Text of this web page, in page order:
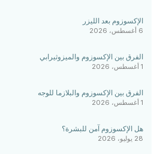
الإكسوزوم بعد الليزر
6 أغسطس، 2026
الفرق بين الإكسوزوم والميزوثيرابي
1 أغسطس، 2026
الفرق بين الإكسوزوم والبلازما للوجه
1 أغسطس، 2026
هل الإكسوزوم آمن للبشرة؟
28 يوليو، 2026